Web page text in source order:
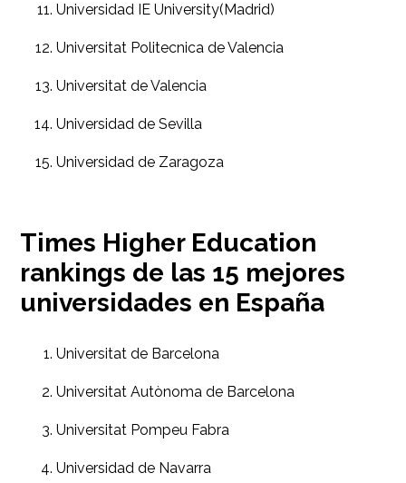
Universidad IE University(Madrid)
Universitat Politecnica de Valencia
Universitat de Valencia
Universidad de Sevilla
Universidad de Zaragoza
Times Higher Education
rankings de las 15 mejores
universidades en España
Universitat de Barcelona
Universitat Autònoma de Barcelona
Universitat Pompeu Fabra
Universidad de Navarra